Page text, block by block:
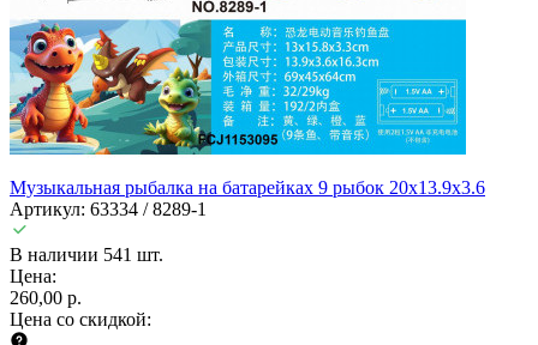
Музыкальная рыбалка на батарейках 9 рыбок 20х13.9х3.6
Артикул: 63334 / 8289-1
В наличии 541 шт.
Цена:
260,00 р.
Цена со скидкой: